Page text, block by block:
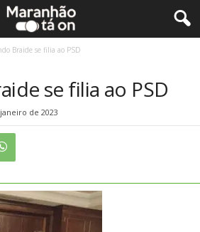
Braide se filia ao PSD
se filia ao PSD
de 2023